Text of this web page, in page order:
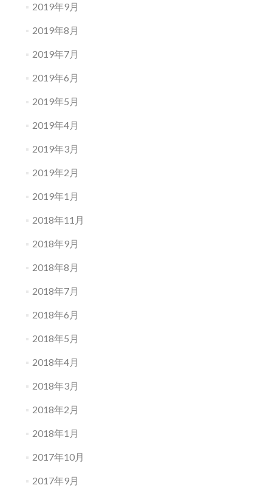
2019年9月
2019年8月
2019年7月
2019年6月
2019年5月
2019年4月
2019年3月
2019年2月
2019年1月
2018年11月
2018年9月
2018年8月
2018年7月
2018年6月
2018年5月
2018年4月
2018年3月
2018年2月
2018年1月
2017年10月
2017年9月